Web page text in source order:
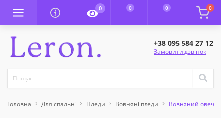
0 0 0 0
+38 095 584 27 12
Замовити дзвінок
Головна Для спальні Пледи Вовняні пледи Вовняний овечий